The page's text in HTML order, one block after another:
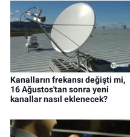
Kanalların frekansı değişti mi,
16 Ağustos'tan sonra yeni
kanallar nasıl eklenecek?